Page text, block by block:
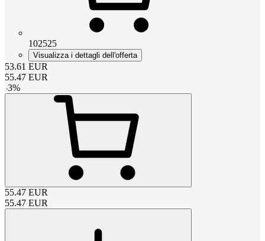
102525
Visualizza i dettagli dell'offerta
53.61 EUR
55.47 EUR
-3%
55.47 EUR
55.47 EUR